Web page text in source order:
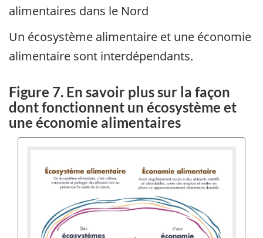
alimentaires dans le Nord
Un écosystème alimentaire et une économie
alimentaire sont interdépendants.
Figure 7. En savoir plus sur la façon
dont fonctionnent un écosystème et
une économie alimentaires